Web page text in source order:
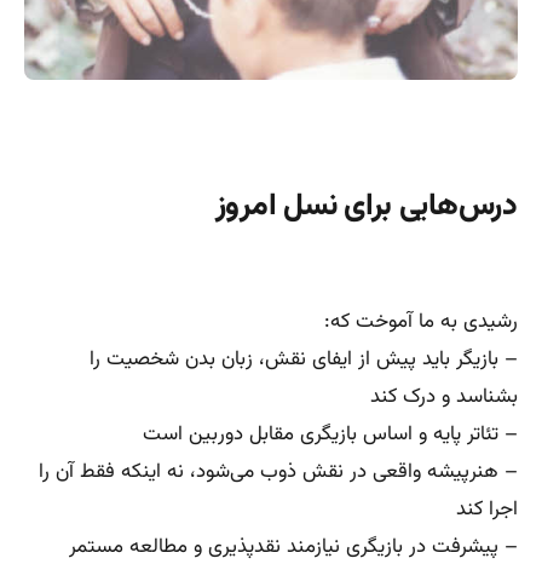
درس‌هایی برای نسل امروز
رشیدی به ما آموخت که:
– بازیگر باید پیش از ایفای نقش، زبان بدن شخصیت را
بشناسد و درک کند
– تئاتر پایه و اساس بازیگری مقابل دوربین است
– هنرپیشه واقعی در نقش ذوب می‌شود، نه اینکه فقط آن را
اجرا کند
– پیشرفت در بازیگری نیازمند نقدپذیری و مطالعه مستمر